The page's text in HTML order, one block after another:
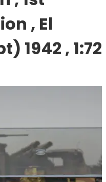
, El
1942 , 1:72